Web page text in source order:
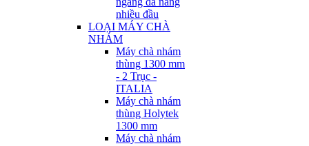
nhiều đầu
LOẠI MÁY CHÀ
NHÁM
Máy chà nhám
thùng 1300 mm
- 2 Trục -
ITALIA
Máy chà nhám
thùng Holytek
1300 mm
Máy chà nhám